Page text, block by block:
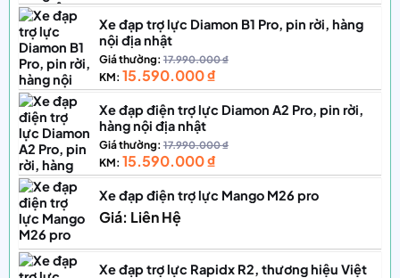
Xe đạp trợ lực Diamon B1 Pro, pin rời, hàng
nội địa nhật
Giá thường:17.990.000₫
KM: 15.590.000₫
Xe đạp điện trợ lực Diamon A2 Pro, pin rời,
hàng nội địa nhật
Giá thường:17.990.000₫
KM: 15.590.000₫
Xe đạp điện trợ lực Mango M26 pro
Giá: Liên Hệ
Xe đạp trợ lực Rapidx R2, thương hiệu Việt